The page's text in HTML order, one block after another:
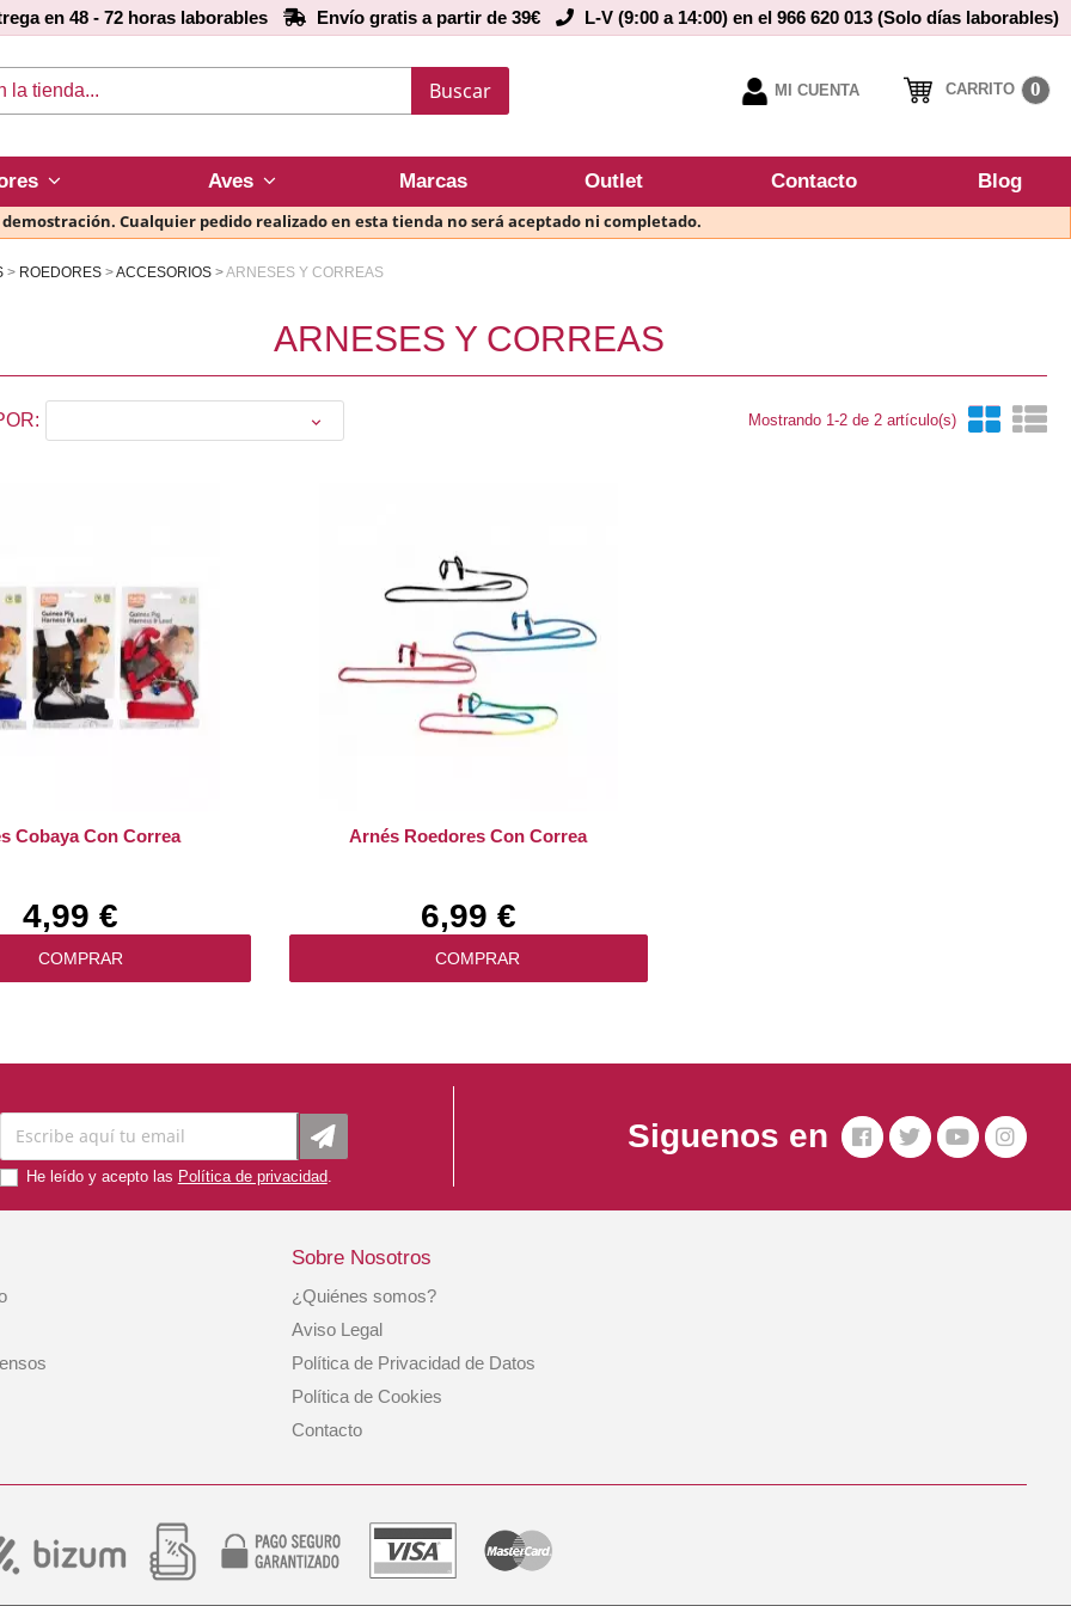
en 48 - 72 horas laborables Envío gratis a partir de 39€ L-V (9:00 a 14:00) en el 966 620 013 (Solo días laborables)
Buscar MI CUENTA CARRITO 0
Aves Marcas Outlet Contacto Blog
Cualquier pedido realizado en esta tienda no será aceptado ni completado.
ROEDORES ACCESORIOS ARNESES Y CORREAS
ARNESES Y CORREAS
 Mostrando 1-2 de 2 artículo(s)
Cobaya Con Correa
4,99 €
COMPRAR
Arnés Roedores Con Correa
6,99 €
COMPRAR
He leído y acepto las Política de privacidad
Siguenos en
Sobre Nosotros
¿Quiénes somos?
Aviso Legal
Política de Privacidad de Datos
Política de Cookies
Contacto